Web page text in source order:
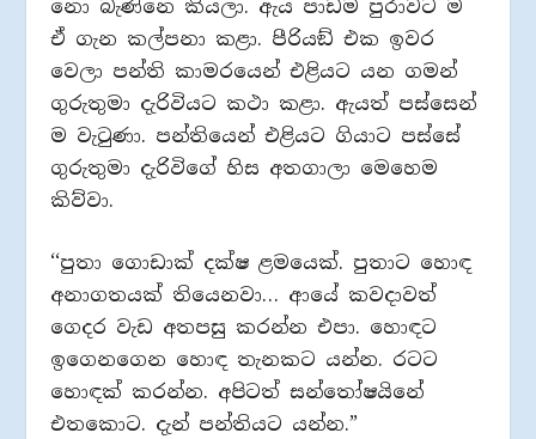
නො බැණ්නෙ කියලා. ඇය පාඩම පුරාවට ම
ඒ ගැන කල්පනා කළා. පීරියඞ් එක ඉවර
වෙලා පන්ති කාමරයෙන් එළියට යන ගමන්
ගුරුතුමා දැරිවියට කථා කළා. ඇයත් පස්සෙන්
ම වැටුණා. පන්තියෙන් එළියට ගියාට පස්සේ
ගුරුතුමා දැරිවිගේ හිස අතගාලා මෙහෙම
කිව්වා.
‘‘පුතා ගොඩාක් දක්ෂ ළමයෙක්. පුතාට හොඳ
අනාගතයක් තියෙනවා… ආයේ කවදාවත්
ගෙදර වැඩ අතපසු කරන්න එපා. හොඳට
ඉගෙනගෙන හොඳ තැනකට යන්න. රටට
හොඳක් කරන්න. අපිටත් සන්තෝෂයිනේ
එතකොට. දැන් පන්තියට යන්න.”